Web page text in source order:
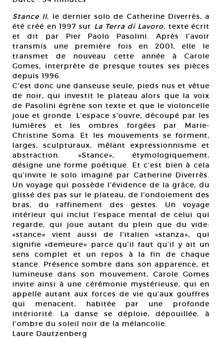
Stance II, le dernier solo de Catherine Diverrès, a
été créé en 1997 sur La Terra di Lavoro, texte écrit
et dit par Pier Paolo Pasolini. Après l’avoir
transmis une première fois en 2001, elle le
transmet de nouveau cette année à Carole
Gomes, interprète de presque toutes ses pièces
depuis 1996.
C’est donc une danseuse seule, pieds nus et vêtue
de noir, qui investit le plateau alors que la voix
de Pasolini égrène son texte et que le violoncelle
joue et gronde. L’espace s’ouvre, découpé par les
lumières et les ombres forgées par Marie-
Christine Soma. Et les mouvements se forment,
larges, sculpturaux, mêlant expressionnisme et
abstraction. «Stance», étymologiquement,
désigne une forme poétique. Et c’est bien à cela
qu’invite le solo imaginé par Catherine Diverrès.
Un voyage qui possède l’évidence de la grâce, du
glissé des pas sur le plateau, de l’ondoiement des
bras, du raffinement des gestes. Un voyage
intérieur qui inclut l’espace mental de celui qui
regarde, qui joue autant du plein que du vide:
«stance» vient aussi de l’italien «stanza», qui
signifie «demeure» parce qu’il faut qu’il y ait un
sens complet et un repos à la fin de chaque
stance. Présence sombre dans son apparence, et
lumineuse dans son mouvement, Carole Gomes
invite ainsi à une cérémonie mystérieuse, qui en
appelle autant aux forces de vie qu’aux gouffres
qui menacent, habitée par une profonde
intériorité. La danse se déploie, dépouillée, à
l’ombre du soleil noir de la mélancolie.
Laure Dautzenberg